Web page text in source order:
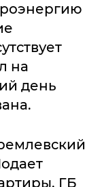
на
день
ГБ